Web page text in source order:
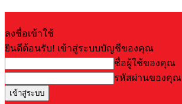
ลงชื่อเข้าใช้
ยินดีต้อนรับ! เข้าสู่ระบบบัญชีของคุณ
ชื่อผู้ใช้ของคุณ
รหัสผ่านของคุณ